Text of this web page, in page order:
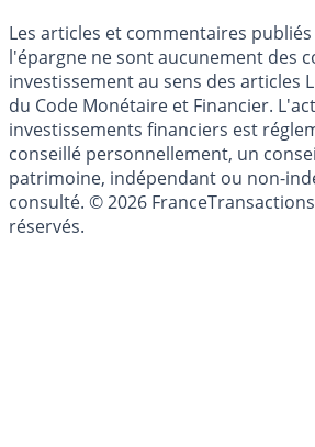
Les articles et commentaires
l'épargne ne sont aucunement des
investissement au sens des articles
du Code Monétaire et Financier.
investissements financiers est
conseillé personnellement, un
patrimoine, indépendant ou non-
consulté. © 2026
réservés.